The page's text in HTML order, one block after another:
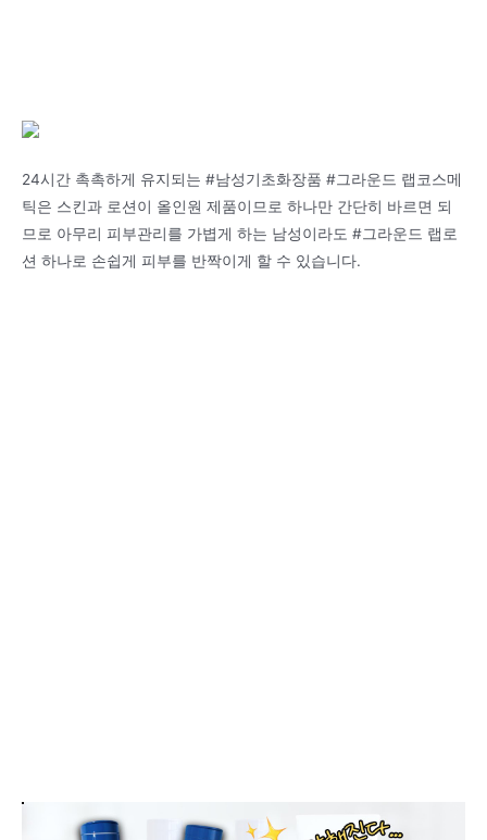
24시간 촉촉하게 유지되는 #남성기초화장품 #그라운드 랩코스메
틱은 스킨과 로션이 올인원 제품이므로 하나만 간단히 바르면 되
므로 아무리 피부관리를 가볍게 하는 남성이라도 #그라운드 랩로
션 하나로 손쉽게 피부를 반짝이게 할 수 있습니다.